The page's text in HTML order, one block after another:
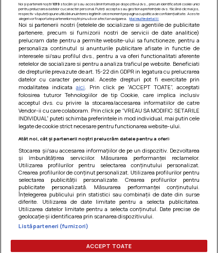
Barcute din vinete cu arpagic rosu
Un deliciu usor de preparat!
Termeni si conditii |
confidentialitate|Gestionați preferințele
Noi și partenerii noștri 1019stocăm și/sau accesăm informații pe dispozitivul dvs., precum identificatorii cookie unici
pentru prelucrarea datelor cu caracter personal. Puteți accepta sau gestiona preferințele dvs. făcând clic mai jos,
respectiv vă puteți opune utilizării unui interes legitim în orice moment pe pagina cu politica de confidențialitate. Aceste
alegeri vor fi raportate partenerilor noștri și nu vă vor afecta navigarea.
Mai multe detalii
Noi si partenerii nostri (retelele de socializare si agentiile de publicitate
partenere, precum si furnizorii nostri de servicii de date analitice)
prelucram date pentru a permite website-ului sa functioneze, pentru a
personaliza continutul si anunturile publicitare afisate in functie de
interesele si/sau profilul dvs., pentru a va oferi functionalitati aferente
retelelor de socializare si pentru a analiza traficul pe website. Beneficiati
de drepturile prevazute de art. 15-22 din GDPR in legatura cu prelucrarea
datelor cu caracter personal. Aceste drepturi pot fi exercitate prin
modalitatea indicataaici . Prin click pe “ACCEPT TOATE”, acceptati
folosirea tuturor Tehnologiilor de tip Cookie, care implica inclusiv
acceptul dvs. cu privire la stocarea/accesarea informatiilor de catre
Vendor-ii cu care colaboram. Prin click pe “VREAU SA MODIFIC SETARILE
INDIVIDUAL” puteti schimba preferintele in mod individual, mai putin cele
legate de cookie strict necesare pentru functionarea website-ului.
Atât noi, cât și partenerii noștri prelucrăm datele pentru a oferi:
Stocarea și/sau accesarea informațiilor de pe un dispozitiv. Dezvoltarea
și îmbunătățirea serviciilor. Măsurarea performanței reclamelor.
Utilizarea profilurilor pentru selectarea conținutului personalizat.
Crearea profilurilor de conținut personalizat. Utilizarea profilurilor pentru
selectarea publicității personalizate. Crearea profilurilor pentru
publicitate personalizată. Măsurarea performanței conținutului.
Înțelegerea publicului prin statistici sau combinații de date din surse
diferite. Utilizarea de date limitate pentru a selecta publicitatea.
Utilizarea datelor limitate pentru a selecta conținutul. Date precise de
geolocație și identificarea prin scanarea dispozitivului.
Listă parteneri (furnizori)
ACCEPT TOATE